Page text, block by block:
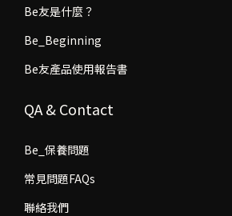
Be友是什麼？
Be_Beginning
Be友產品使用報告書
QA & Contact
Be_保養問題
常見問題FAQs
聯絡我們